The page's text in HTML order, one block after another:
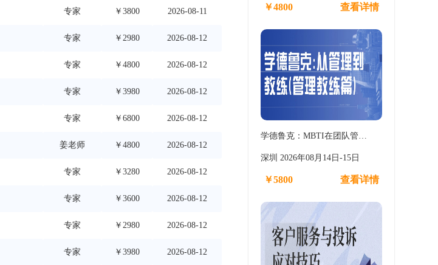
专家 ￥3800 2026-08-11
专家 ￥2980 2026-08-12
专家 ￥4800 2026-08-12
专家 ￥3980 2026-08-12
专家 ￥6800 2026-08-12
姜老师 ￥4800 2026-08-12
专家 ￥3280 2026-08-12
专家 ￥3600 2026-08-12
专家 ￥2980 2026-08-12
专家 ￥3980 2026-08-12
￥4800 查看详情
学德鲁克：MBTI在团队管…
深圳 2026年08月14日-15日
￥5800 查看详情